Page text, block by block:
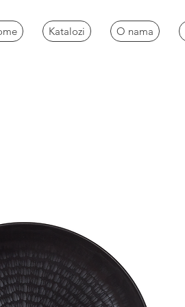
Katalozi O nama